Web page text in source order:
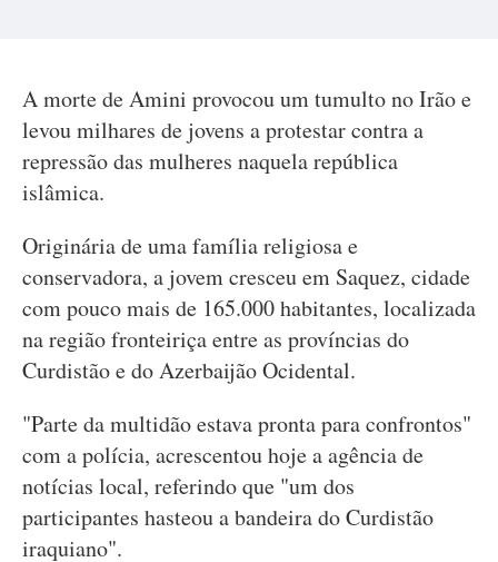
A morte de Amini provocou um tumulto no Irão e
levou milhares de jovens a protestar contra a
repressão das mulheres naquela república
islâmica.
Originária de uma família religiosa e
conservadora, a jovem cresceu em Saquez, cidade
com pouco mais de 165.000 habitantes, localizada
na região fronteiriça entre as províncias do
Curdistão e do Azerbaijão Ocidental.
"Parte da multidão estava pronta para confrontos"
com a polícia, acrescentou hoje a agência de
notícias local, referindo que "um dos
participantes hasteou a bandeira do Curdistão
iraquiano".